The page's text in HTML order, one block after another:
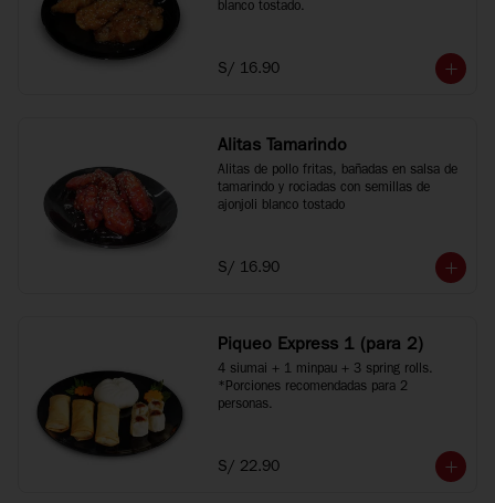
blanco tostado.
S/ 16.90
Alitas Tamarindo
Alitas de pollo fritas, bañadas en salsa de
tamarindo y rociadas con semillas de
ajonjoli blanco tostado
S/ 16.90
Piqueo Express 1 (para 2)
4 siumai + 1 minpau + 3 spring rolls.
*Porciones recomendadas para 2
personas.
S/ 22.90